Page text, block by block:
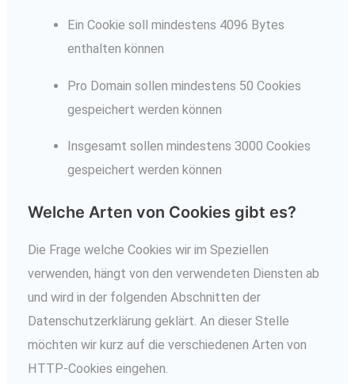
Ein Cookie soll mindestens 4096 Bytes
enthalten können
Pro Domain sollen mindestens 50 Cookies
gespeichert werden können
Insgesamt sollen mindestens 3000 Cookies
gespeichert werden können
Welche Arten von Cookies gibt es?
Die Frage welche Cookies wir im Speziellen
verwenden, hängt von den verwendeten Diensten ab
und wird in der folgenden Abschnitten der
Datenschutzerklärung geklärt. An dieser Stelle
möchten wir kurz auf die verschiedenen Arten von
HTTP-Cookies eingehen.